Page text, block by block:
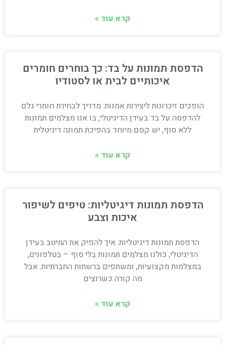
קרא עוד »
הדפסת תמונות על בד: כך בוחרים חומרים
איכותיים לבית או לסטודיו
הופכים זיכרונות ליצירות אמנות: מדריך לבחירת חומרי גלם
להדפסה על בד בעידן הדיגיטלי, בו אנו מצלמים תמונות
ללא סוף, יש קסם מיוחד בהפיכת תמונה דיגיטלית
קרא עוד »
הדפסת תמונות דיגיטליות: טיפים לשיפור
איכות וצבע
הדפסת תמונות דיגיטליות: איך להפיק את המיטב בעידן
הדיגיטלי, כולנו מצלמים תמונות בלי סוף – בטלפונים,
במצלמות מקצועיות, ומשתפים ברשתות החברתיות. אבל
מה קורה כשרוצים
קרא עוד »